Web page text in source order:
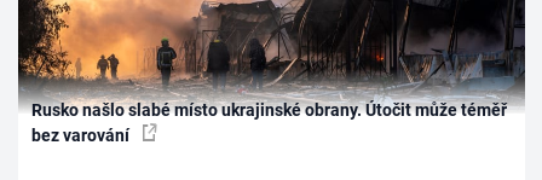
Rusko našlo slabé místo ukrajinské obrany. Útočit může téměř
bez varování